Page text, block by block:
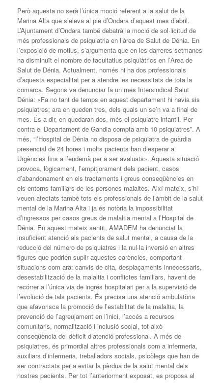
Però aquesta no serà l’única moció referent a la salut de la
Marina Alta que s’eleva al ple d’Ondara d’aquest mes d’abril.
L’Ajuntament d’Ondara també debatrà la moció de sol·licitud de
més professionals de psiquiatria en l’àrea de Salut de Dénia. En
l’exposició de motius, s’argumenta que en les darreres setmanes
ha disminuït el nombre de facultatius psiquiàtrics en l’Àrea de
Salut de Dénia. Actualment, només hi ha dos professionals
d’aquesta especialitat per a atendre les necessitats de tota la
comarca. Segons va denunciar fa un mes Intersindical Salut
Dénia: «Fa no tant de temps en aquest departament hi havia sis
psiquiatres; ara en queden tres, dels quals un se’n va a final de
mes. És a dir, en quedaran dos, més el psiquiatre infantil. Per
contra el Departament de Gandia compta amb 10 psiquiatres”. A
més, “l’Hospital de Dénia no disposa de psiquiatra de guàrdia
presencial de 24 hores i molts pacients han d’esperar a
Urgències fins a l’endemà per a ser avaluats». Aquesta situació
provoca, lògicament, l’empitjorament dels pacient, casos
d’abandonament en els tractaments i greus conseqüències en
els entorns familiars de les persones malaltes. Així mateix, s’hi
veuen afectats també tots els professionals de l’àmbit de la salut
mental de la Marina Alta i ja és notòria la impossibilitat
d’ingressos per casos greus de malaltia mental a l’Hospital de
Dénia. En aquest mateix sentit, AMADEM ha denunciat la
insuficient atenció als pacients de salut mental, a causa de la
reducció del número de psiquiatres i la nul·la inversió en altres
figures que podrien suplir aquestes carències, comportant
situacions com ara: canvis de cita, desplaçaments innecessaris,
desestabilització de la malaltia i conflictes familiars, havent de
recórrer a l’única via de ingrés hospitalari per a la supervisió de
l’evolució de tals pacients. És precisa una atenció ambulatòria
que afavorisca la promoció de l’estabilitat de la malaltia, la
prevenció de l’agreujament en l’inici, l’accés a recursos
comunitaris, normalització i inclusió social, tot això
conseqüència del dèficit d’atenció professional. A més de
psiquiatres, és primordial altres professionals com a infermeria,
auxiliars d’infermeria, treballadors socials, psicòlegs que han de
ser contractats per a evitar la pèrdua de la salut mental dels
nostres pacients. Per tot l’anteriorment exposat, es proposa al